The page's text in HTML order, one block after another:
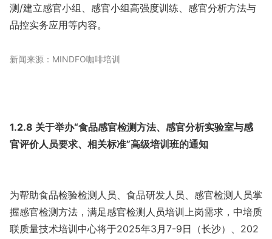
测/建立感官小组、感官小组高强度训练、感官分析方法与
品控实务应用等内容。
新闻来源：MINDFO咖啡培训
1.2.8 关于举办“食品感官检测方法、感官分析实验室与感
官评价人员要求、相关标准”高级培训班的通知
为帮助食品检验检测人员、食品研发人员、感官检测人员掌
握感官检测方法，满足感官检测人员培训上岗需求，中培质
联质量技术培训中心将于2025年3月7-9日（长沙）、202